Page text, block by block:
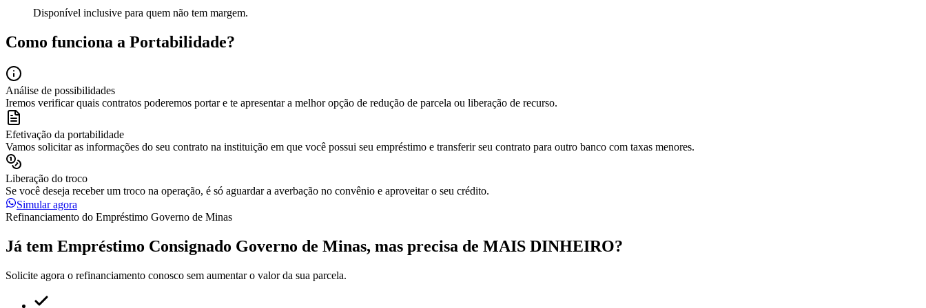
Disponível inclusive para quem não tem margem.
Como funciona a Portabilidade?
Análise de possibilidades
Iremos verificar quais contratos poderemos portar e te apresentar a melhor opção de redução de parcela ou liberação de recurso.
Efetivação da portabilidade
Vamos solicitar as informações do seu contrato na instituição em que você possui seu empréstimo e transferir seu contrato para outro banco com taxas menores.
Liberação do troco
Se você deseja receber um troco na operação, é só aguardar a averbação no convênio e aproveitar o seu crédito.
Simular agora
Refinanciamento do Empréstimo Governo de Minas
Já tem Empréstimo Consignado Governo de Minas, mas precisa de MAIS DINHEIRO?
Solicite agora o refinanciamento conosco sem aumentar o valor da sua parcela.